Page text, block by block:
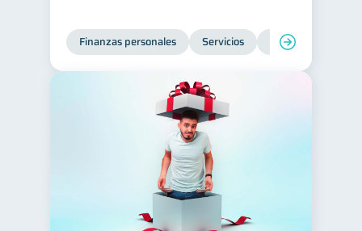
Gasto responsable 1
Finanzas personales Servicios Inclusión financiera